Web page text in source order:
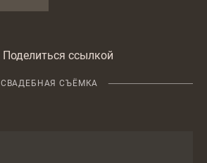
Поделиться ссылкой
СВАДЕБНАЯ СЪЁМКА